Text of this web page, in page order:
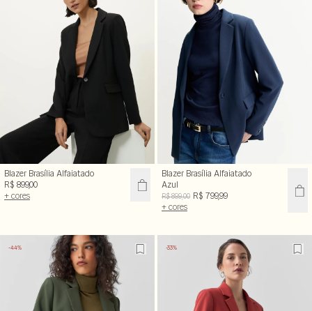
Blazer Brasília Alfaiatado
R$ 899,00
+ cores
Blazer Brasília Alfaiatado
Azul
R$ 899,00 R$ 799,99
+ cores
-44% -33%